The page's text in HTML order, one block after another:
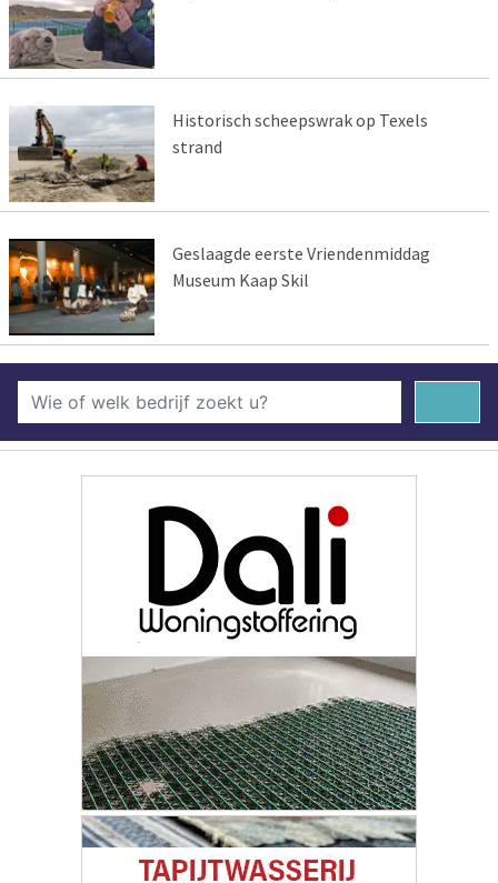
Historisch scheepswrak op Texels
strand
Geslaagde eerste Vriendenmiddag
Museum Kaap Skil